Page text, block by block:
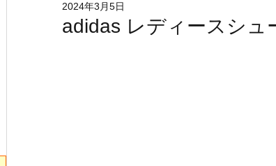
adidas レディースシュ
2024年3月5日